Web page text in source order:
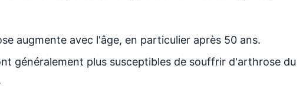
augmente avec l'âge, en particulier après 50 ans.
généralement plus susceptibles de souffrir d'arthrose du